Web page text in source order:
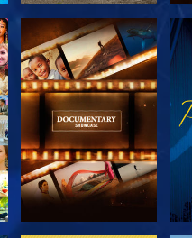
VERKEN DE SERIE